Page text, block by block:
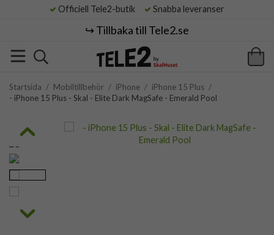
Officiell Tele2-butik Snabba leveranser
↪️ Tillbaka till Tele2.se
Startsida / Mobiltillbehör / iPhone / iPhone 15 Plus /
- iPhone 15 Plus - Skal - Elite Dark MagSafe - Emerald Pool